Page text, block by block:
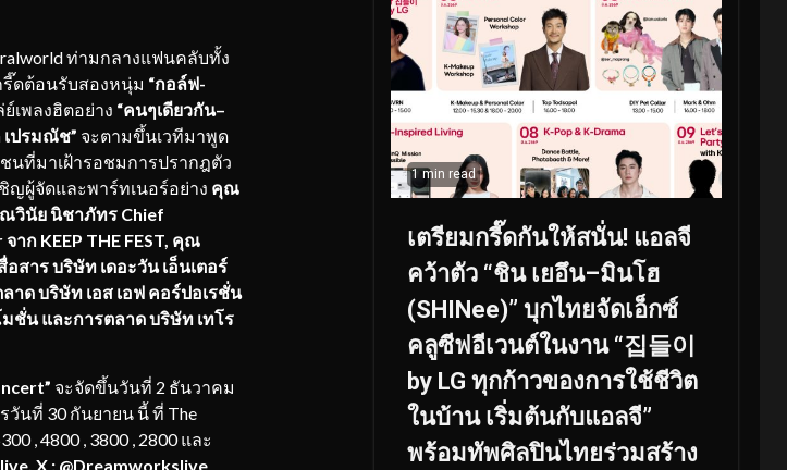
ท่ามกลางแฟนคลับทั้ง
รี๊ดต้อนรับสองหนุ่ม “กอล์ฟ-
เพลงฮิตอย่าง “คนๆเดียวกัน–
เปรมณัช” จะตามขึ้นเวทีมาพูด
นที่มาเฝ้ารอชมการปรากฎตัว
ผู้จัดและพาร์ทเนอร์อย่าง คุณ
ณวินัย นิชาภัทร Chief
ก KEEP THE FEST, คุณ
าร บริษัท เดอะวัน เอ็นเตอร์
ด บริษัท เอส เอฟ คอร์ปอเรชั่น
ชั่น และการตลาด บริษัท เทโร
” จะจัดขึ้นวันที่ 2 ธันวาคม
วันที่ 30 กันยายน นี้ ที่ The
, 4800 , 3800 , 2800 และ
, X : @Dreamworkslive
1 min read
เตรียมกรี๊ดกันให้สนั่น! แอลจี
คว้าตัว “ชิน เยอึน–มินโฮ
(SHINee)” บุกไทยจัดเอ็กซ์
คลูซีฟอีเวนต์ในงาน “집들이
by LG ทุกก้าวของการใช้ชีวิต
ในบ้าน เริ่มต้นกับแอลจี”
พร้อมทัพศิลปินไทยร่วมสร้าง